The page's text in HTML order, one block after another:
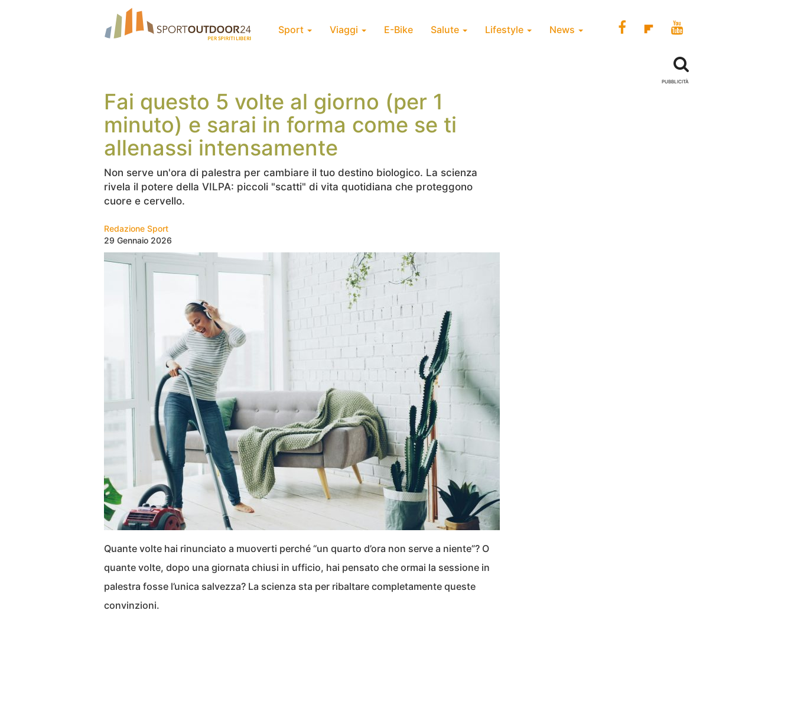
Sport Viaggi E-Bike Salute Lifestyle News
Fai questo 5 volte al giorno (per 1
minuto) e sarai in forma come se ti
allenassi intensamente
Non serve un'ora di palestra per cambiare il tuo destino biologico. La scienza
rivela il potere della VILPA: piccoli "scatti" di vita quotidiana che proteggono
cuore e cervello.
Redazione Sport
29 Gennaio 2026
Quante volte hai rinunciato a muoverti perché “un quarto d’ora non serve a niente”? O
quante volte, dopo una giornata chiusi in ufficio, hai pensato che ormai la sessione in
palestra fosse l’unica salvezza? La scienza sta per ribaltare completamente queste
convinzioni.
PUBBLICITÀ